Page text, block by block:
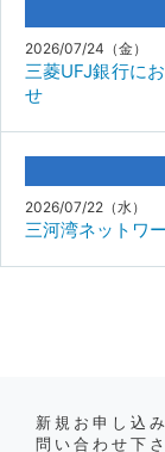
2026/07/24（金）
三菱UFJ銀行に
せ
2026/07/22（水）
三河湾ネットワ
新規お申し込
問い合わせ下